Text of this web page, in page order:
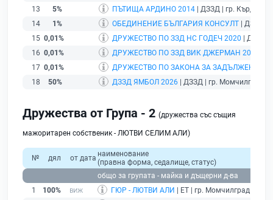
13
5% ПЪТИЩА АРДИНО 2014 | ДЗЗД | гр.
14
1% ОБЕДИНЕНИЕ БЪЛГАРИЯ КОНСУЛТ | ДЗЗД |
15 0,01% ДРУЖЕСТВО ПО ЗЗД НС ГОДЕЧ 2020 | ДЗЗД |
16 0,01% ДРУЖЕСТВО ПО ЗЗД ВИК ДЖЕРМАН 2021
17 0,01%
ДРУЖЕСТВО ПО ЗАКОНА ЗА
18
50% ДЗЗД ЯМБОЛ 2026 | ДЗЗД | гр. Момчилград |
Дружества от Група - 2 (дружества със същия
мажоритарен собственик - ЛЮТВИ СЕЛИМ АЛИ)
№ дял от дата наименование
(правна форма, седалище, статус)
общо за групата - майка и дъщерни д-ва
1
100% ГЮР - ЛЮТВИ АЛИ | ЕТ | гр. Момчилград |